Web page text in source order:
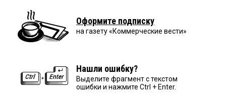
Оформите подписку
на газету «Коммерческие вести»
Нашли ошибку?
Выделите фрагмент с текстом
ошибки и нажмите Ctrl + Enter.